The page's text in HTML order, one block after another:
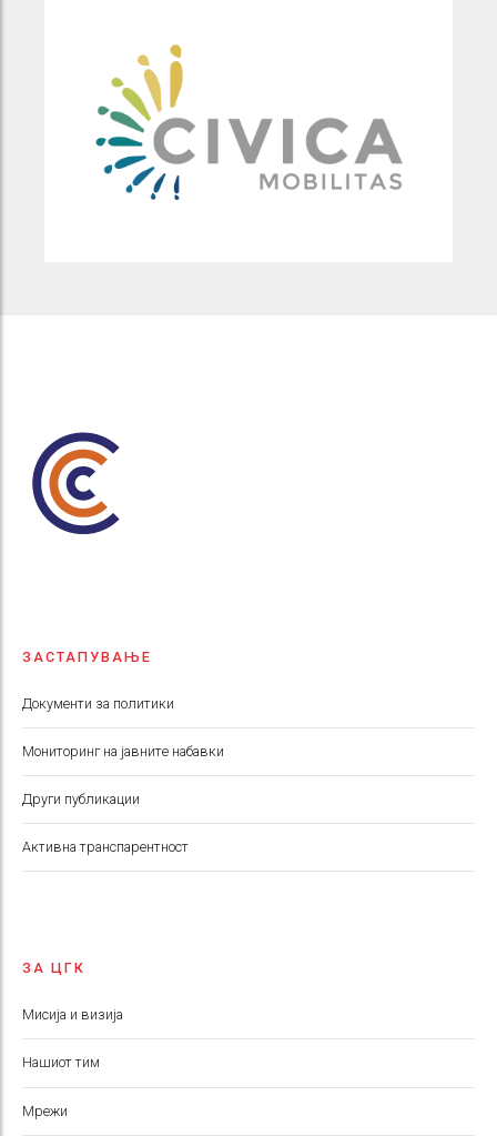
ЗАСТАПУВАЊЕ
Документи за политики
Мониторинг на јавните набавки
Други публикации
Aктивна транспарентност
ЗА ЦГК
Мисија и визија
Нашиот тим
Мрежи